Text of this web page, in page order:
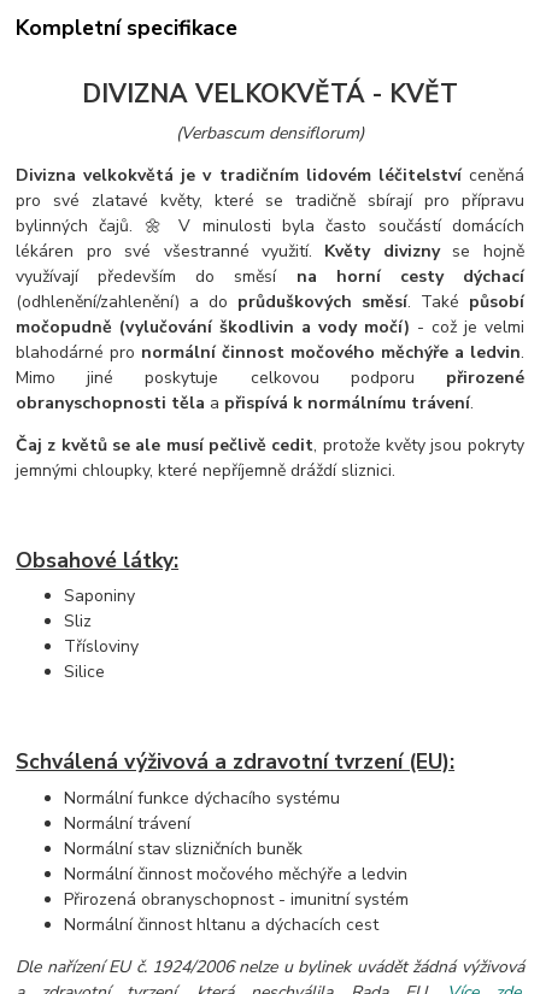
Kompletní specifikace
DIVIZNA VELKOKVĚTÁ - KVĚT
(Verbascum densiflorum)
Divizna velkokvětá je v tradičním lidovém léčitelstvíceněná
pro své zlatavé květy, které se tradičně sbírají pro přípravu
bylinných čajů. 🌼 V minulosti byla často součástí domácích
lékáren pro své všestranné využití. Květy divizny se hojně
využívají především do směsí na horní cesty dýchací
(odhlenění/zahlenění) a do průduškových směsí. Také působí
močopudně (vylučování škodlivin a vody močí) - což je velmi
blahodárné pro normální činnost močového měchýře a ledvin.
Mimo jiné poskytuje celkovou podporu přirozené
obranyschopnosti těla a přispívá k normálnímu trávení.
Čaj z květů se ale musí pečlivě cedit, protože květy jsou pokryty
jemnými chloupky, které nepříjemně dráždí sliznici.
Obsahové látky:
Saponiny
Sliz
Třísloviny
Silice
Schválená výživová a zdravotní tvrzení (EU):
Normální funkce dýchacího systému
Normální trávení
Normální stav slizničních buněk
Normální činnost močového měchýře a ledvin
Přirozená obranyschopnost - imunitní systém
Normální činnost hltanu a dýchacích cest
Dle nařízení EU č. 1924/2006 nelze u bylinek uvádět žádná výživová